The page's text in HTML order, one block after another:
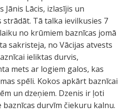
Lācis, izlasījis un
Tā talka ievilkusies 7
no krūmiem baznīcas jomā
sakristeja, no Vācijas atvests
ieliktas durvis,
mets ar logiem galos, kas
spēli. Kokos apkārt baznīcai
un dzeņiem. Dzenis ir ļoti
baznīcas durvīm čiekuru kalnu.